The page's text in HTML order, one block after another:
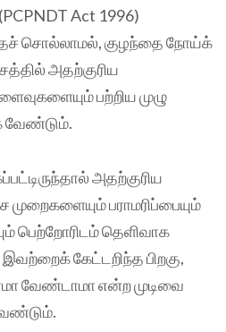
Act 1996)
சொல்லாமல், குழந்தை நோய்க்
அதற்குரிய
பற்றிய முழு
வேண்டும்.
அதற்குரிய
முறைகளையும் பராமரிப்பையும்
பெற்றோரிடம் தெளிவாக
கேட்டறிந்த பிறகு,
வேண்டாமா என்ற முடிவை